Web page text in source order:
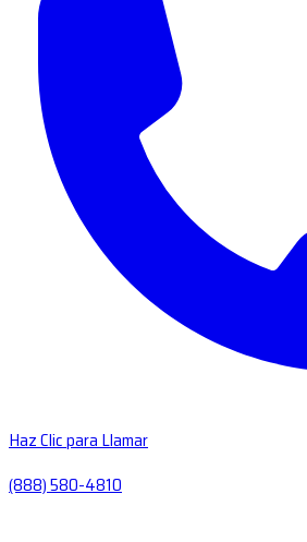
Haz Clic para Llamar
(888) 580-4810